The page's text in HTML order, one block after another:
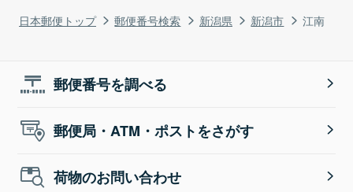
日本郵便トップ 郵便番号検索 新潟県 新潟市 江南
郵便番号を調べる
郵便局・ATM・ポストをさがす
荷物のお問い合わせ